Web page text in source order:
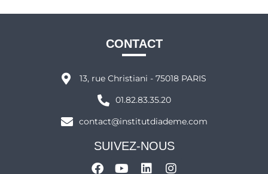
CONTACT
13, rue Christiani - 75018 PARIS
01.82.83.35.20
contact@institutdiademe.com
SUIVEZ-NOUS